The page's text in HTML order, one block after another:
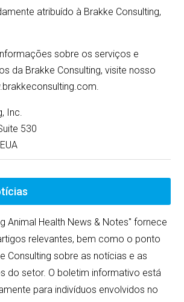
atribuído à Brakke Consulting,
sobre os serviços e
da Brakke Consulting, visite nosso
Inc.
530
Animal Health News & Notes" fornece
relevantes, bem como o ponto
Consulting sobre as notícias e as
do setor. O boletim informativo está
para indivíduos envolvidos no